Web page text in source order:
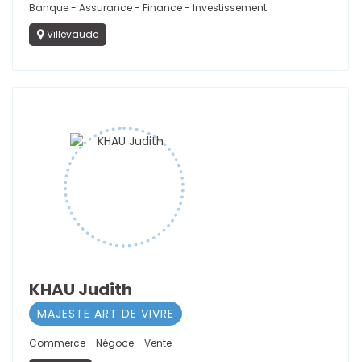
Banque - Assurance - Finance - Investissement
Villevaude
KHAU Judith
MAJESTE ART DE VIVRE
Commerce - Négoce - Vente